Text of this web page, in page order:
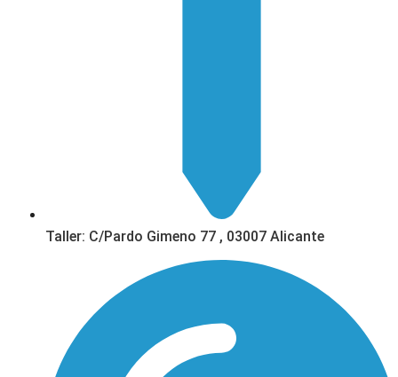
Taller: C/Pardo Gimeno 77 , 03007 Alicante